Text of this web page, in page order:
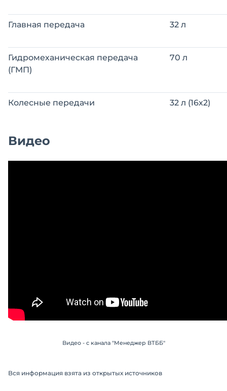
Главная передача 32 л
Гидромеханическая передача
(ГМП)
70 л
Колесные передачи 32 л (16х2)
Видео
Видео - с канала "Менеджер ВТББ"
Вся информация взята из открытых источников